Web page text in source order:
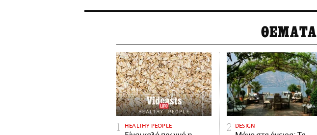
ΘΕΜΑΤΑ
HEALTHY PEOPLE DESIGN